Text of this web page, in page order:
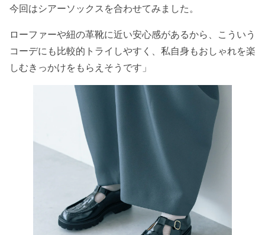
今回はシアーソックスを合わせてみました。
ローファーや紐の革靴に近い安心感があるから、こういう
コーデにも比較的トライしやすく、私自身もおしゃれを楽
しむきっかけをもらえそうです」